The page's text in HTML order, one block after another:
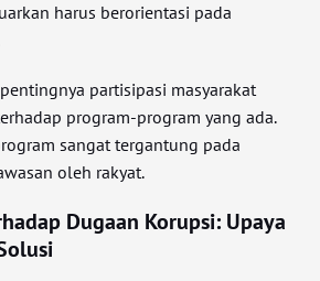
harus berorientasi pada
partisipasi masyarakat
program-program yang ada.
sangat tergantung pada
oleh rakyat.
Dugaan Korupsi: Upaya